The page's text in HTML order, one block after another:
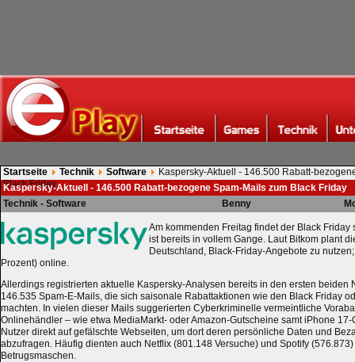
Startseite Technik Software
Kaspersky-Aktuell - 146.500 Rabatt-
Black Friday
Kaspersky-Aktuell - 146.500 Rabatt-bezogene Spam-Mails zum Black Friday
Technik - Software
Benny
Am kommenden Freitag findet der Black Friday
ist bereits in vollem Gange. Laut Bitkom plant
Deutschland, Black-Friday-Angebote zu
Prozent) online.
Allerdings registrierten aktuelle Kaspersky-Analysen bereits in den ersten beiden
146.535 Spam-E-Mails, die sich saisonale Rabattaktionen wie den Black Friday
machten. In vielen dieser Mails suggerierten Cyberkriminelle vermeintliche
Onlinehändler – wie etwa MediaMarkt- oder Amazon-Gutscheine samt iPhone
Nutzer direkt auf gefälschte Webseiten, um dort deren persönliche Daten und
abzufragen. Häufig dienten auch Netflix (801.148 Versuche) und Spotify
Betrugsmaschen.